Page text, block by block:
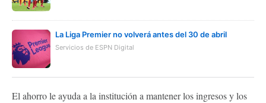
La Liga Premier no volverá antes del 30 de abril
Servicios de ESPN Digital
El ahorro le ayuda a la institución a mantener los ingresos y los